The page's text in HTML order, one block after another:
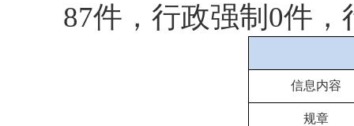
87件，行政强制0件
信息内容
规章